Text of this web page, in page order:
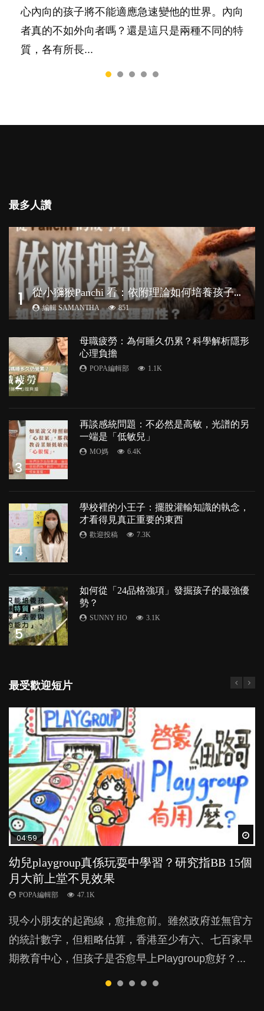
心內向的孩子將不能適應急速變他的世界。內向
者真的不如外向者嗎？還是這只是兩種不同的特
質，各有所長...
一樣重要至極的，總被遺漏——關注自己的情緒
和心理健康。...
最多人讚
1 從
小獼猴Panchi 看：依附理論如何培養孩子心理韌性？
編輯 SAMANTHA 851
2
母職疲勞：為何睡久仍累？科學解析隱形
心理負擔
POPA編輯部 1.1K
3
再談感統問題：不必然是高敏，光譜的另
一端是「低敏兒」
MO媽 6.4K
4
學校裡的小王子：擺脫灌輸知識的執念，
才看得見真正重要的東西
歡迎投稿 7.3K
5
如何從「24品格強項」發掘孩子的最強優
勢？
SUNNY HO 3.1K
最受歡迎短片
04:59
幼兒playgroup真係玩耍中學習？研究指BB 15個
月大前上堂不見效果
POPA編輯部 47.1K
現今小朋友的起跑線，愈推愈前。雖然政府並無官方
的統計數字，但粗略估算，香港至少有六、七百家早
期教育中心，但孩子是否愈早上Playgroup愈好？...
03:39
幼稚園遊戲課 如何刺激幼兒自發學習取代獎勵
與懲罰？
POPA編輯部 33.1K
由美國學者所創的 tools of the mind 課程，學生以遊
戲方式學習，學術能力和自制能力亦明顯比其他小朋
友優勝，到底這課程有何特別之處？...
03:02
老公患產後憂鬱症對BB的影響
POPA編輯部 15.9K
鬱，影響日常生活，嚴重的甚至會有自殺，或傷害小
朋友的念頭。但為何爸爸患上產後抑鬱往往難以察
覺？...
04:06
全職好？在職好？｜全職媽媽與在職媽媽的壓
力與價值
POPA編輯部 25.8K
許多媽媽心底可能都有一刻掙扎過：究竟全職好，還
是在職好。雖說每個家庭都有自己的獨特狀況和考慮
因素，但原來全職和在職媽媽所養育的子女其實都各
03:41
BB口腔期乜都放入口，父母該制止還是放手？
POPA編輯部 25.5K
成吮手指的習慣，大個就很難戒，但原來一刀切阻止
他們放東西入口，隨時會影響孩子的身心發展？...